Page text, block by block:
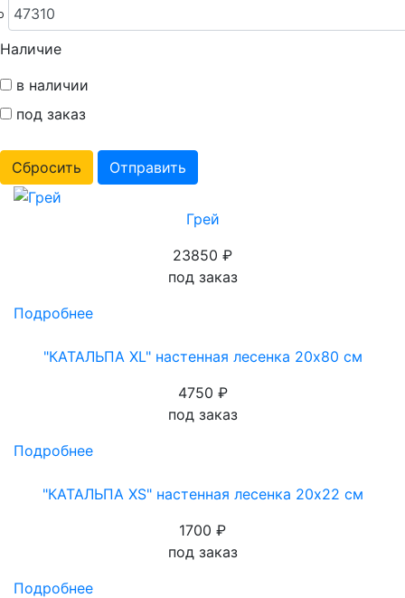
Наличие
в наличии
под заказ
Сбросить Отправить
Грей
23850 ₽
под заказ
Подробнее
"КАТАЛЬПА XL" настенная лесенка 20х80 см
4750 ₽
под заказ
Подробнее
"КАТАЛЬПА XS" настенная лесенка 20х22 см
1700 ₽
под заказ
Подробнее